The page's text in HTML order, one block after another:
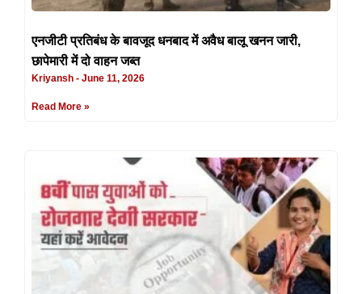
एनजीटी प्रतिबंध के बावजूद धनबाद में अवैध बालू खनन जारी,
छापेमारी में दो वाहन जब्त
Kriyansh June 11, 2026
Read More »